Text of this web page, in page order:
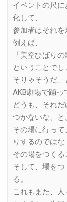
イベントの尺
化して、
参加者はそれを
例えば、
「美空ひばり
ということでし
そりゃそうだ、
AKB劇場で踊っ
どうも、それ
つかないな、と。
その場に行っ
りするのではな
その場をつくる
そして、場を
る。
これもまた、人